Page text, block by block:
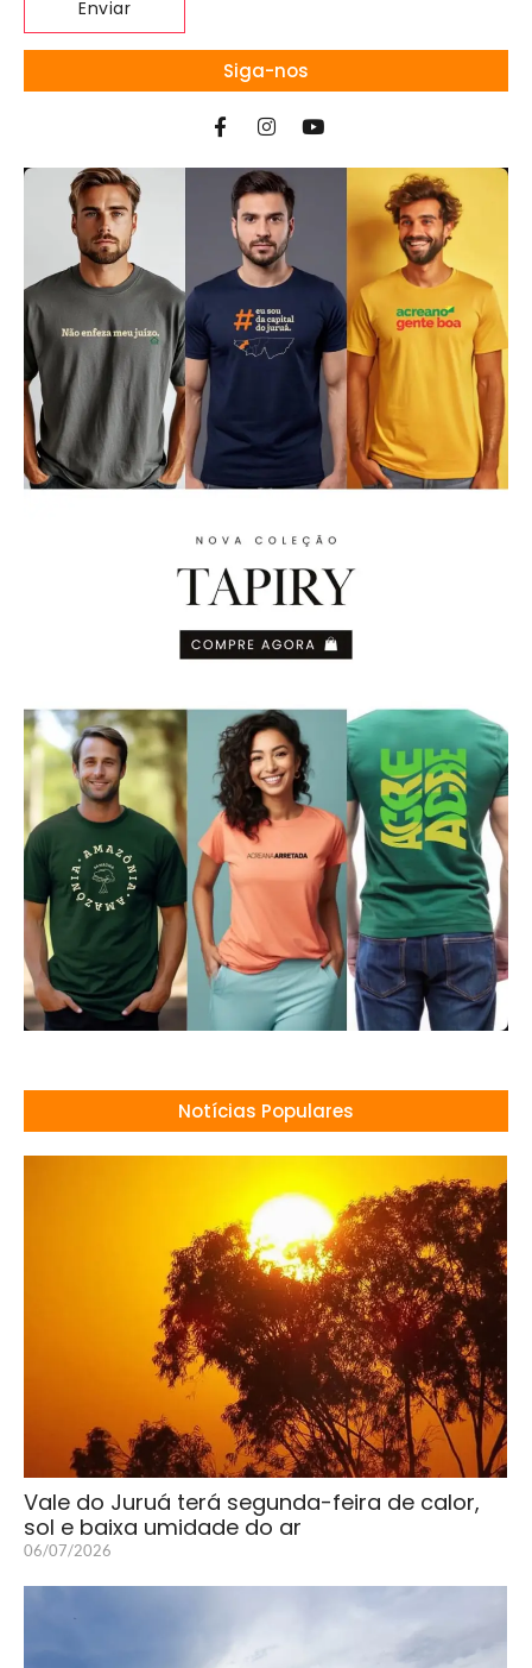
Siga-nos
Notícias Populares
Vale do Juruá terá segunda-feira de calor,
sol e baixa umidade do ar
06/07/2026